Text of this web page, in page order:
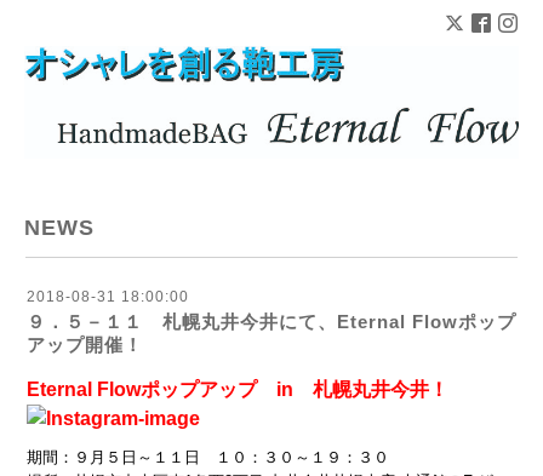
NEWS
2018-08-31 18:00:00
９．５－１１ 札幌丸井今井にて、Eternal Flowポップ
アップ開催！
Eternal Flowポップアップ in 札幌丸井今井！
期間：９月５日～１１日 １０：３０～１９：３０